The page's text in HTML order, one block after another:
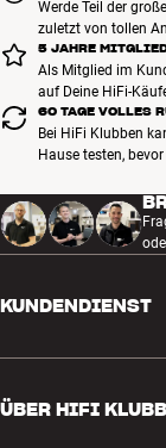
Werde Teil der
zuletzt von tollen
5 JAHRE
Als Mitglied im
auf Deine HiFi-
60 TAGE VOLLES
Bei HiFi Klubben
Hause testen,
KUNDENDIENST
ÜBER HIFI